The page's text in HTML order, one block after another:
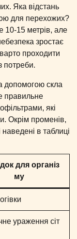
Яка відстань
для перехожих?
10-15 метрів, але
зростає
проходити
потреби.
допомогою скла
правильне
які
Окрім променів,
в таблиці
для організ
му
ураження сіт